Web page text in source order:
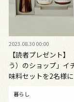
2023.08.30 00:00
【読者プレゼント】
う）のショップ」イ
味料セットを2名様に
暮らし